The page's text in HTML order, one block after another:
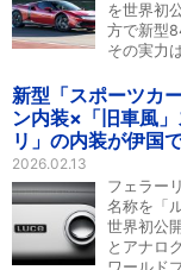
を世界初
方で新型
その実力
新型「スポーツカ
ン内装×「旧車風
リ」の内装が伊国
2026.02.13
フェラー
名称を「
世界初公
とアナロ